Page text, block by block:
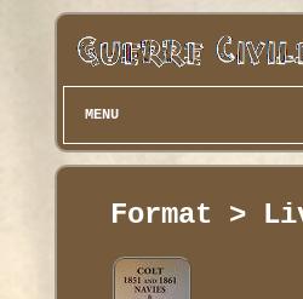
MENU
Format >